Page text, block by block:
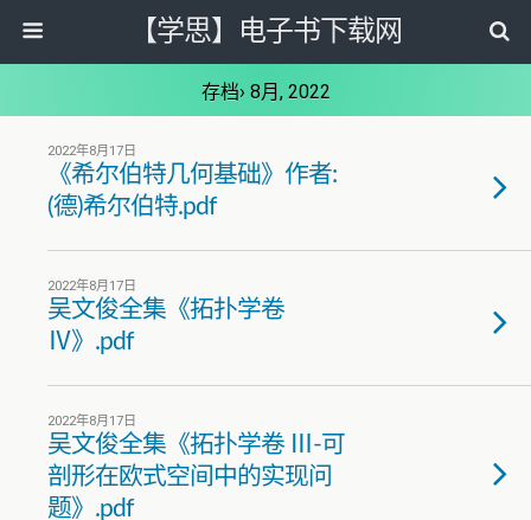
【学思】电子书下载网
存档› 8月, 2022
2022年8月17日
《希尔伯特几何基础》作者:
(德)希尔伯特.pdf
2022年8月17日
吴文俊全集《拓扑学卷
Ⅳ》.pdf
2022年8月17日
吴文俊全集《拓扑学卷 Ⅲ-可
剖形在欧式空间中的实现问
题》.pdf